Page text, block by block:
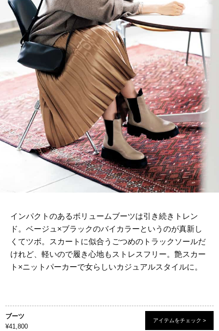
インパクトのあるボリュームブーツは引き続きトレン
ド。ベージュ×ブラックのバイカラーというのが真新し
くてツボ。スカートに似合うごつめのトラックソールだ
けれど、軽いので履き心地もストレスフリー。艶スカー
ト×ニットパーカーで女らしいカジュアルスタイルに。
ブーツ
¥41,800
アイテムをチェック >